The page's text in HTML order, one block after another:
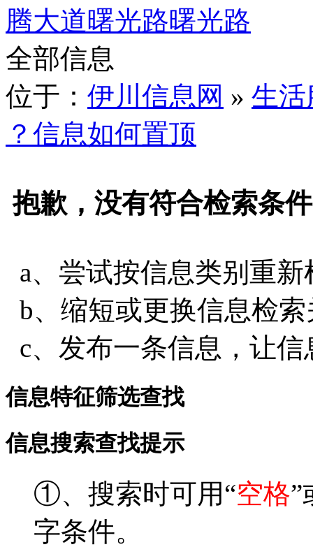
腾大道曙光路曙光路
全部信息
位于： 伊川信息网 » 生活
？信息如何置顶
抱歉，没有符合检索条
a、尝试按信息类别重
b、缩短或更换信息检
c、发布一条信息，让
信息特征筛选查找
信息搜索查找提示
①、搜索时可用“空格”
字条件。